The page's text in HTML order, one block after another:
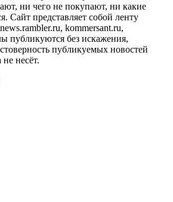
ни чего не покупают, ни какие
Сайт представляет собой ленту
kommersant.ru,
публикуются без искажения,
публикуемых новостей
несёт.